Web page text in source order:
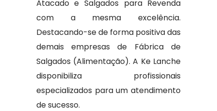
Atacado e Salgados para Revenda
com a mesma excelência.
Destacando-se de forma positiva das
demais empresas de Fábrica de
Salgados (Alimentação). A Ke Lanche
disponibiliza profissionais
especializados para um atendimento
de sucesso.